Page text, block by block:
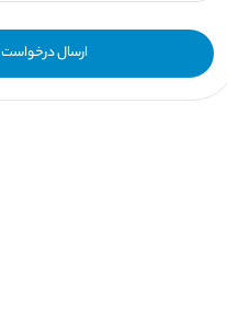
ارسال درخواست